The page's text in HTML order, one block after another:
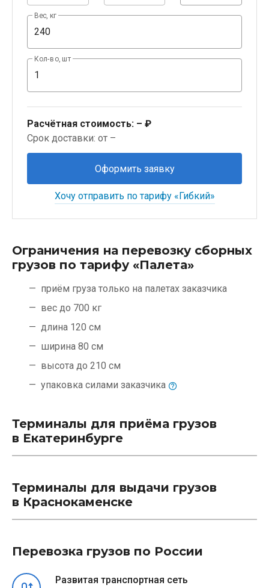
Вес, кг
Кол-во, шт
Расчётная стоимость: – ₽
Срок доставки: от –
Оформить заявку
Хочу отправить по тарифу «Гибкий»
Ограничения на перевозку сборных
грузов по тарифу «Палета»
приём груза только на палетах заказчика
вес до 700 кг
длина 120 см
ширина 80 см
высота до 210 см
упаковка силами заказчика
Терминалы для приёма грузов
в Екатеринбурге
Терминалы для выдачи грузов
в Краснокаменске
Перевозка грузов по России
Развитая транспортная сеть